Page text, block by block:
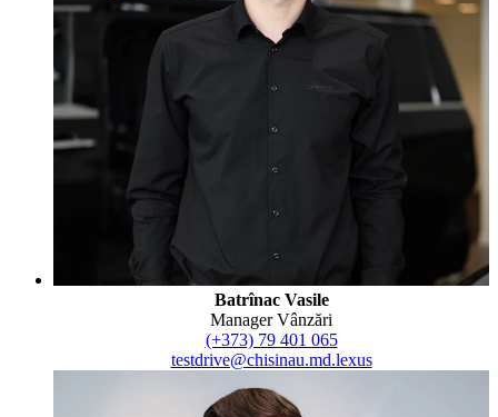
Batrînac Vasile
Manager Vânzări
(+373) 79 401 065
testdrive@chisinau.md.lexus